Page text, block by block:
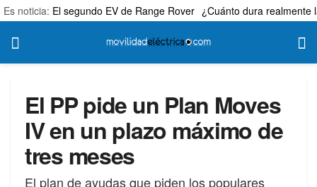
Es noticia: El segundo EV de Range Rover ¿Cuánto dura realmente
El PP pide un Plan Moves
IV en un plazo máximo de
tres meses
El plan de ayudas que piden los populares